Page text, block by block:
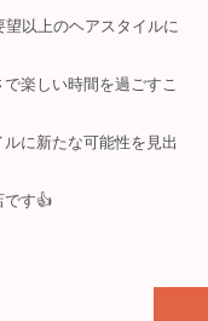
以上のヘアスタイルに
楽しい時間を過ごすこ
に新たな可能性を見出